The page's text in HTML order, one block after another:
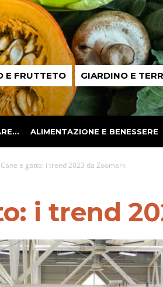
E FRUTTETO GIARDINO E
ALIMENTAZIONE E BENESSERE
Cane e gatto: i trend 2023 da Zoomark
i trend